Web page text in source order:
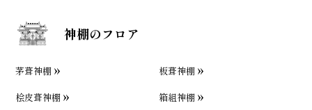
神棚のフロア
茅葺神棚
板葺神棚
桧皮葺神棚
箱組神棚